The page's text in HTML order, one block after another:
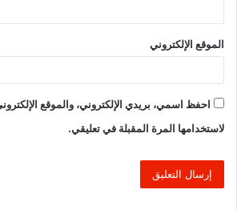
الموقع الإلكتروني
احفظ اسمي، بريدي الإلكتروني، والموقع
لاستخدامها المرة المقبلة في تعليقي.